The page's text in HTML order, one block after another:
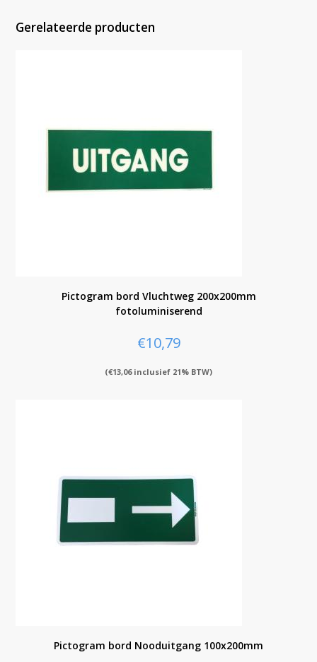
Gerelateerde producten
Pictogram bord Vluchtweg 200x200mm
fotoluminiserend
€10,79
(€13,06inclusief 21% BTW)
Pictogram bord Nooduitgang 100x200mm